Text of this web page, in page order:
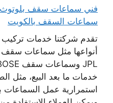
سماعات السقف بالكويت
تقدم شركتنا خدمات
أنواعها مثل سماعات
خدمات ما بعد البيع، مثل
استمرارية عمل السماعات